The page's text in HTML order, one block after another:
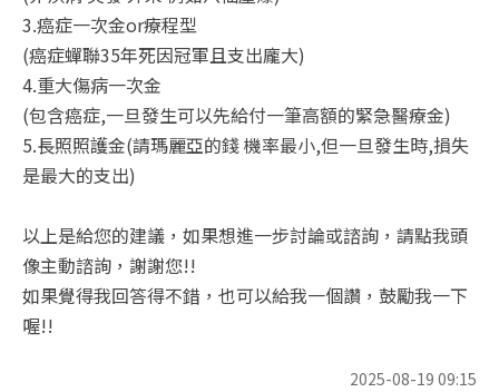
3.癌症一次金or療程型
(癌症蟬聯35年死因冠軍且支出龐大)
4.重大傷病一次金
(包含癌症,一旦發生可以先給付一筆高額的緊急醫療金)
5.長照照護金(請瑪麗亞的錢 機率最小,但一旦發生時,損失
是最大的支出)
以上是給您的建議，如果想進一步討論或諮詢，請點我頭
像主動諮詢，謝謝您!!
如果覺得我回答得不錯，也可以給我一個讚，鼓勵我一下
喔!!
2025-08-19 09:15